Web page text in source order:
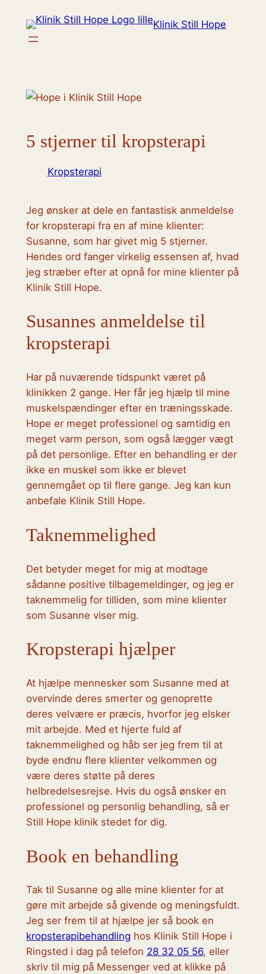
indhold
Klinik Still Hope
5 stjerner til kropsterapi
Kropsterapi
Jeg ønsker at dele en fantastisk anmeldelse
for kropsterapi fra en af mine klienter:
Susanne, som har givet mig 5 stjerner.
Hendes ord fanger virkelig essensen af, hvad
jeg stræber efter at opnå for mine klienter på
Klinik Still Hope.
Susannes anmeldelse til
kropsterapi
Har på nuværende tidspunkt været på
klinikken 2 gange. Her får jeg hjælp til mine
muskelspændinger efter en træningsskade.
Hope er meget professionel og samtidig en
meget varm person, som også lægger vægt
på det personlige. Efter en behandling er der
ikke en muskel som ikke er blevet
gennemgået op til flere gange. Jeg kan kun
anbefale Klinik Still Hope.
Taknemmelighed
Det betyder meget for mig at modtage
sådanne positive tilbagemeldinger, og jeg er
taknemmelig for tilliden, som mine klienter
som Susanne viser mig.
Kropsterapi hjælper
At hjælpe mennesker som Susanne med at
overvinde deres smerter og genoprette
deres velvære er præcis, hvorfor jeg elsker
mit arbejde. Med et hjerte fuld af
taknemmelighed og håb ser jeg frem til at
byde endnu flere klienter velkommen og
være deres støtte på deres
helbredelsesrejse. Hvis du også ønsker en
professionel og personlig behandling, så er
Still Hope klinik stedet for dig.
Book en behandling
Tak til Susanne og alle mine klienter for at
gøre mit arbejde så givende og meningsfuldt.
Jeg ser frem til at hjælpe jer så book en
kropsterapibehandling hos Klinik Still Hope i
Ringsted i dag på telefon 28 32 05 56, eller
skriv til mig på Messenger ved at klikke på